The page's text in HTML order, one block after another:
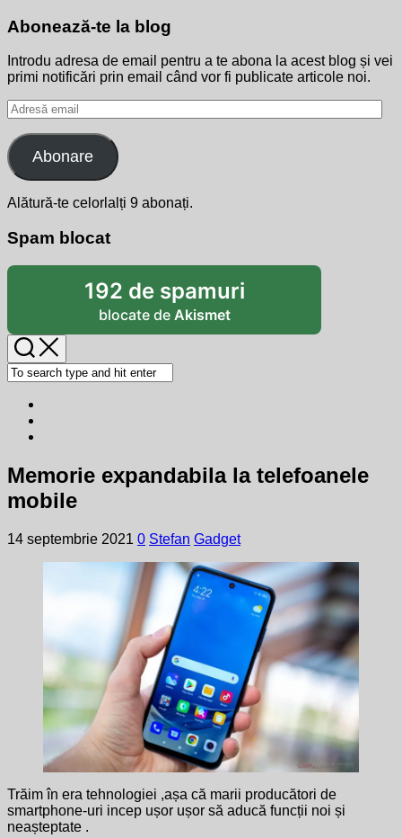
Abonează-te la blog
Introdu adresa de email pentru a te abona la acest blog și vei
primi notificări prin email când vor fi publicate articole noi.
Adresă
email
Abonare
Alătură-te celorlalți 9 abonați.
Spam blocat
192 de spamuri
blocate de Akismet
Memorie expandabila la telefoanele
mobile
14 septembrie 2021 0 Stefan Gadget
Trăim în era tehnologiei ,așa că marii producători de
smartphone-uri incep ușor ușor să aducă funcții noi și
neașteptate .